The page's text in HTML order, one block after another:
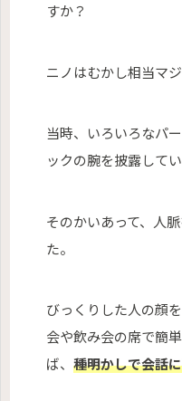
すか？
ニノはむかし相当マ
当時、いろいろなパ
ックの腕を披露してい
そのかいあって、人
た。
びっくりした人の顔
会や飲み会の席で簡
ば、 種明かしで会話